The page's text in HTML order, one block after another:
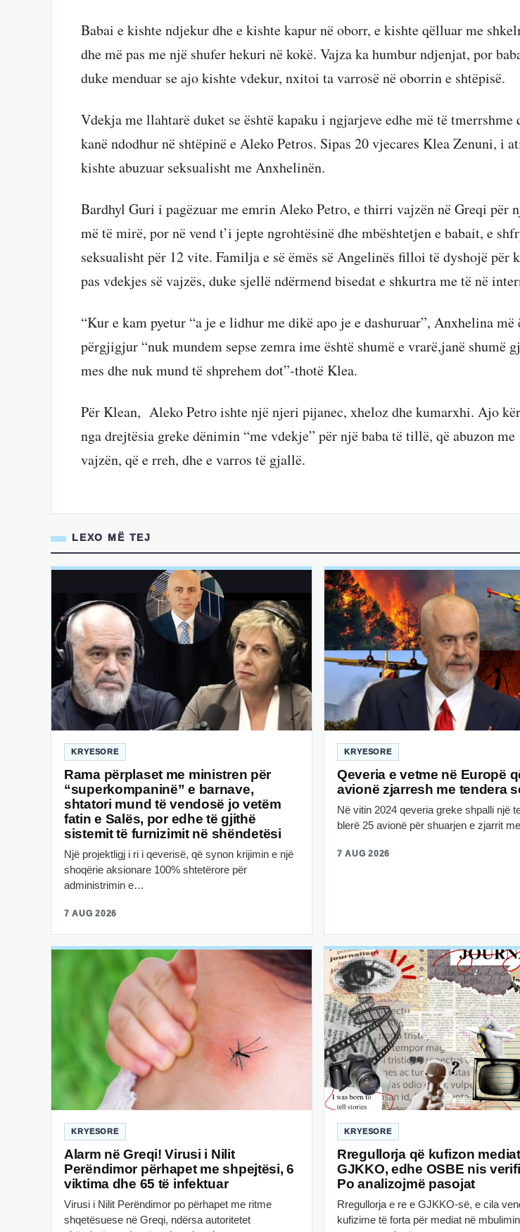
Babai e kishte ndjekur dhe e kishte kapur në oborr, e kishte qëlluar me
dhe më pas me një shufer hekuri në kokë. Vajza ka humbur ndjenjat, por
duke menduar se ajo kishte vdekur, nxitoi ta varrosë në oborrin e shtëpisë.
Vdekja me llahtarë duket se është kapaku i ngjarjeve edhe më të tmerrshme
kanë ndodhur në shtëpinë e Aleko Petros. Sipas 20 vjecares Klea Zenuni, i
kishte abuzuar seksualisht me Anxhelinën.
Bardhyl Guri i pagëzuar me emrin Aleko Petro, e thirri vajzën në Greqi për
më të mirë, por në vend t’i jepte ngrohtësinë dhe mbështetjen e babait, e
seksualisht për 12 vite. Familja e së ëmës së Angelinës filloi të dyshojë për
pas vdekjes së vajzës, duke sjellë ndërmend bisedat e shkurtra me të në
“Kur e kam pyetur “a je e lidhur me dikë apo je e dashuruar”, Anxhelina më
përgjigjur “nuk mundem sepse zemra ime është shumë e vrarë,janë shumë
mes dhe nuk mund të shprehem dot”-thotë Klea.
Për Klean, Aleko Petro ishte një njeri pijanec, xheloz dhe kumarxhi. Ajo
nga drejtësia greke dënimin “me vdekje” për një baba të tillë, që abuzon me
vajzën, që e rreh, dhe e varros të gjallë.
LEXO MË TEJ
KRYESORE
Rama përplaset me ministren për
“superkompaninë” e barnave,
shtatori mund të vendosë jo vetëm
fatin e Salës, por edhe të gjithë
sistemit të furnizimit në shëndetësi
Një projektligj i ri i qeverisë, që synon krijimin e një
shoqërie aksionare 100% shtetërore për
administrimin e…
7 AUG 2026
KRYESORE
Qeveria e vetme në Europë
avionë zjarresh me tendera
Në vitin 2024 qeveria greke shpalli një
blerë 25 avionë për shuarjen e zjarrit
7 AUG 2026
KRYESORE
Alarm në Greqi! Virusi i Nilit
Perëndimor përhapet me shpejtësi, 6
viktima dhe 65 të infektuar
Virusi i Nilit Perëndimor po përhapet me ritme
shqetësuese në Greqi, ndërsa autoritetet
KRYESORE
Rregullorja që kufizon
GJKKO, edhe OSBE nis
Po analizojmë pasojat
Rregullorja e re e GJKKO-së, e cila
kufizime të forta për mediat në